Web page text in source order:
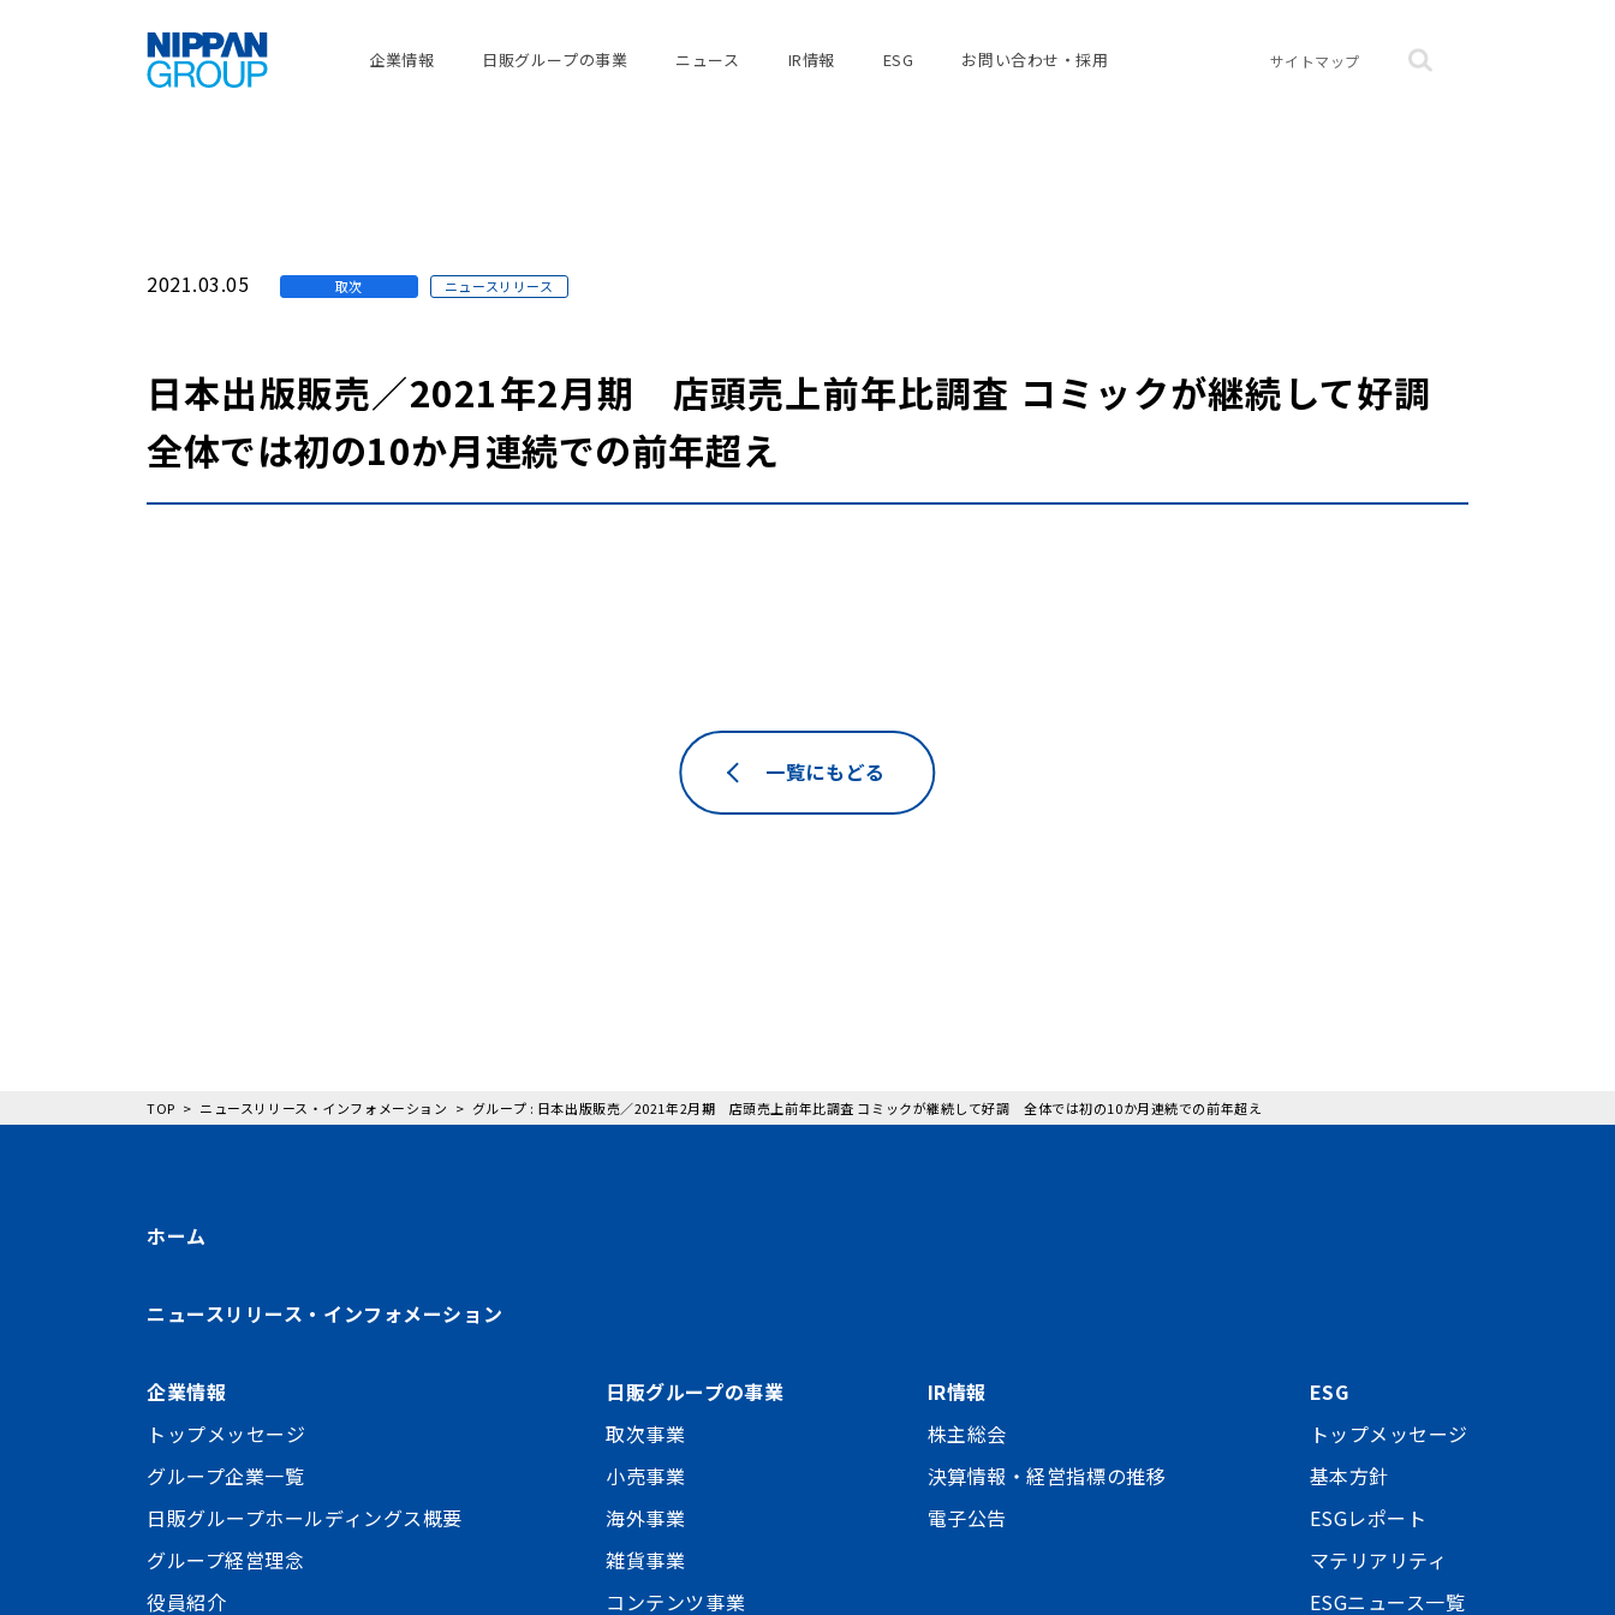
企業情報 日販グループの事業 ニュース IR情報 ESG お問い合わせ・採用 サイトマップ
2021.03.05 取次 ニュースリリース
日本出版販売／2021年2月期 店頭売上前年比調査 コミックが継続して好調
全体では初の10か月連続での前年超え
一覧にもどる
TOP ニュースリリース・インフォメーション グループ : 日本出版販売／2021年2月期 店頭売上前年比調査 コミックが継続して好調 全体では初の10か月連続での前年超え
ホーム
ニュースリリース・インフォメーション
企業情報
トップメッセージ
グループ企業一覧
日販グループホールディングス概要
グループ経営理念
役員紹介
日販グループの事業
取次事業
小売事業
海外事業
雑貨事業
コンテンツ事業
IR情報
株主総会
決算情報・経営指標の推移
電子公告
ESG
トップメッセージ
基本方針
ESGレポート
マテリアリティ
ESGニュース一覧